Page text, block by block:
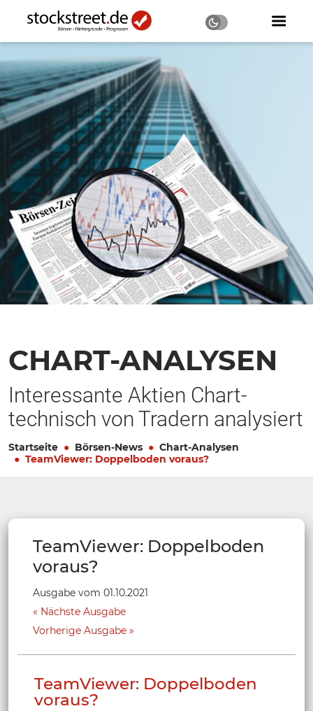
CHART-ANALYSEN
Interessante Aktien Chart-
technisch von Tradern analysiert
Startseite Börsen-News
Chart-Analysen
TeamViewer: Doppelboden voraus?
TeamViewer: Doppelboden
voraus?
Ausgabe vom 01.10.2021
Nächste Ausgabe
Vorherige Ausgabe
TeamViewer: Doppelboden
voraus?